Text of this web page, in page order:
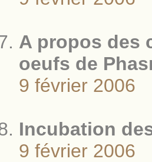
A propos des
oeufs de
9 février 2006
Incubation
9 février 2006